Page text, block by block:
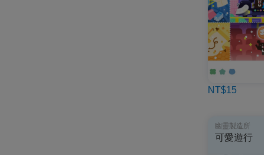
NT$15
幽靈製造所
可愛遊行